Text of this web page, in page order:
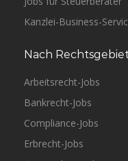
Kanzlei-Business-
Nach
Arbeitsrecht-Jobs
Bankrecht-Jobs
Compliance-Jobs
Erbrecht-Jobs